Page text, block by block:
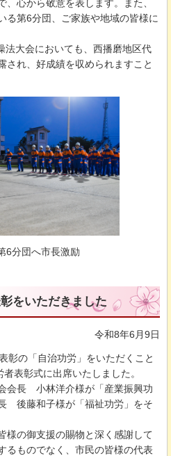
、心から敬意を表します。また、
る第6分団、ご家族や地域の皆様に
法大会においても、西播磨地区代
され、好成績を収められますこと
6分団へ市長激励
をいただきました
令和8年6月9日
彰の「自治功労」をいただくこと
表彰式に出席いたしました。
会長
小林洋介様が「産業振興功
後藤和子様が「福祉功労」をそ
様の御支援の賜物と深く感謝して
るものでなく、市民の皆様の代表